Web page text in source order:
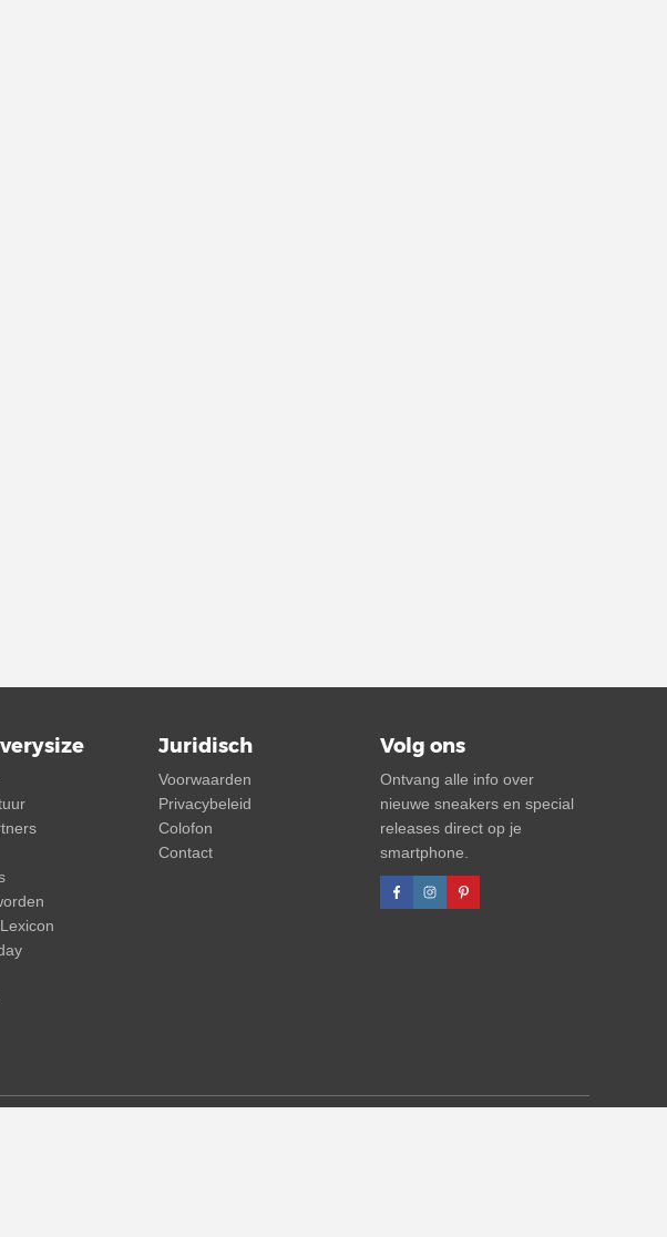
Juridisch
Voorwaarden
Privacybeleid
Colofon
Contact
Volg ons
Ontvang alle info over
nieuwe sneakers en special
releases direct op je
smartphone.